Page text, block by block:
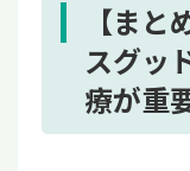
【ま
スグッ
療が重